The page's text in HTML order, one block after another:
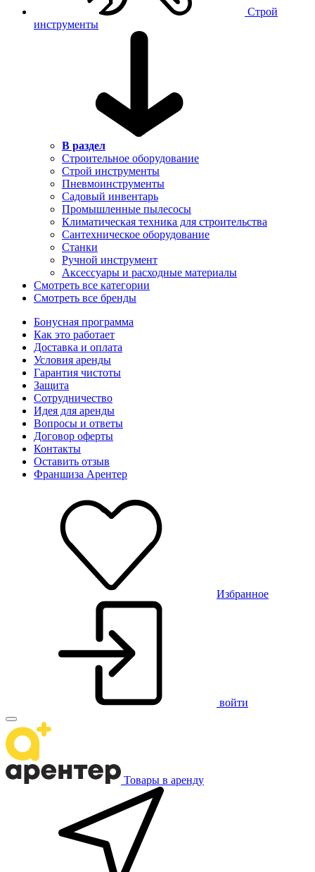
Строй
инструменты
В раздел
Строительное оборудование
Строй инструменты
Пневмоинструменты
Садовый инвентарь
Промышленные пылесосы
Климатическая техника для строительства
Сантехническое оборудование
Станки
Ручной инструмент
Аксессуары и расходные материалы
Смотреть все категории
Смотреть все бренды
Бонусная программа
Как это работает
Доставка и оплата
Условия аренды
Гарантия чистоты
Защита
Сотрудничество
Идея для аренды
Вопросы и ответы
Договор оферты
Контакты
Оставить отзыв
Франшиза Арентер
Избранное
войти
Товары в аренду